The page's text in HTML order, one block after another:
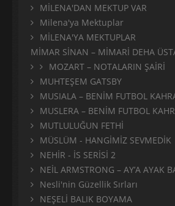
MİLENA'DAN MEKTUP VAR
Milena'ya Mektuplar
MİLENA'YA MEKTUPLAR
MİMAR SİNAN – MİMARİ DEHA
MOZART – NOTALARIN ŞAİRİ
MUHTEŞEM GATSBY
MUSIALA – BENİM FUTBOL
MUSLERA – BENİM FUTBOL
MUTLULUĞUN FETHİ
MÜSLÜM - HANGİMİZ SEVMEDİK
NEHİR - İS SERİSİ 2
NEİL ARMSTRONG – AY’A AYAK
Nesli'nin Güzellik Sırları
NEŞELİ BALIK BOYAMA